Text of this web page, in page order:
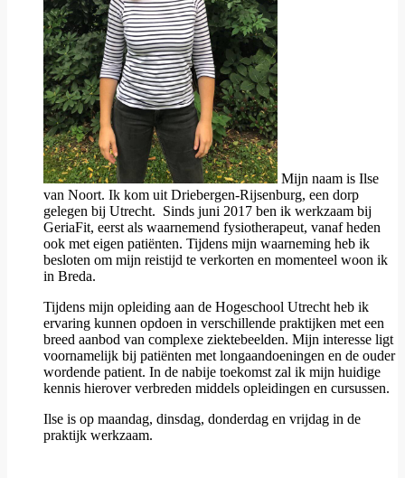
Mijn naam is Ilse
van Noort. Ik kom uit Driebergen-Rijsenburg, een dorp
gelegen bij Utrecht. Sinds juni 2017 ben ik werkzaam bij
GeriaFit, eerst als waarnemend fysiotherapeut, vanaf heden
ook met eigen patiënten. Tijdens mijn waarneming heb ik
besloten om mijn reistijd te verkorten en momenteel woon ik
in Breda.
Tijdens mijn opleiding aan de Hogeschool Utrecht heb ik
ervaring kunnen opdoen in verschillende praktijken met een
breed aanbod van complexe ziektebeelden. Mijn interesse ligt
voornamelijk bij patiënten met longaandoeningen en de ouder
wordende patient. In de nabije toekomst zal ik mijn huidige
kennis hierover verbreden middels opleidingen en cursussen.
Ilse is op maandag, dinsdag, donderdag en vrijdag in de
praktijk werkzaam.